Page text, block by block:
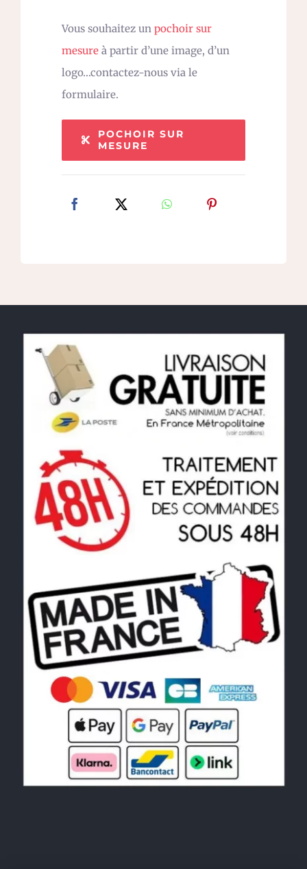
Vous souhaitez un pochoir sur
mesure à partir d’une image, d’un
logo…contactez-nous via le
formulaire.
POCHOIR SUR
MESURE